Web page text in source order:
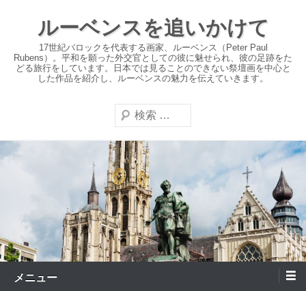
キ
ッ
ルーベンスを追いかけて
17世紀バロックを代表する画家、ルーベンス（Peter Paul
Rubens）。平和を願った外交官としての彼に魅せられ、彼の足跡をた
どる旅行をしています。日本では見ることのできない祭壇画を中心と
した作品を紹介し、ルーベンスの魅力を伝えていきます。
検
索
メニュー